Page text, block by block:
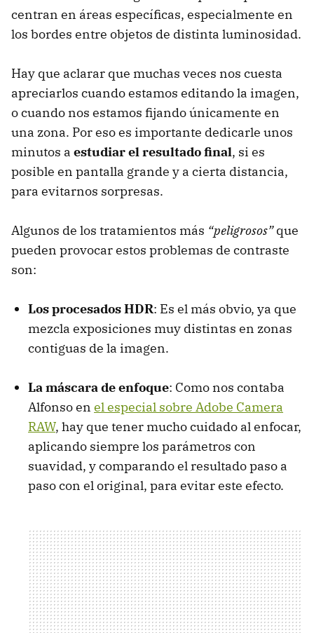
centran en áreas específicas, especialmente en
los bordes entre objetos de distinta luminosidad.
Hay que aclarar que muchas veces nos cuesta
apreciarlos cuando estamos editando la imagen,
o cuando nos estamos fijando únicamente en
una zona. Por eso es importante dedicarle unos
minutos a estudiar el resultado final, si es
posible en pantalla grande y a cierta distancia,
para evitarnos sorpresas.
Algunos de los tratamientos más “peligrosos”que
pueden provocar estos problemas de contraste
son:
Los procesados HDR: Es el más obvio, ya que
mezcla exposiciones muy distintas en zonas
contiguas de la imagen.
La máscara de enfoque: Como nos contaba
Alfonso en el especial sobre Adobe Camera
RAW, hay que tener mucho cuidado al enfocar,
aplicando siempre los parámetros con
suavidad, y comparando el resultado paso a
paso con el original, para evitar este efecto.